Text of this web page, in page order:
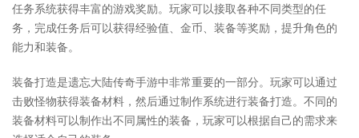
任务系统获得丰富的游戏奖励。玩家可以接取各种不同类型的任
务，完成任务后可以获得经验值、金币、装备等奖励，提升角色的
能力和装备。
装备打造是遗忘大陆传奇手游中非常重要的一部分。玩家可以通过
击败怪物获得装备材料，然后通过制作系统进行装备打造。不同的
装备材料可以制作出不同属性的装备，玩家可以根据自己的需求来